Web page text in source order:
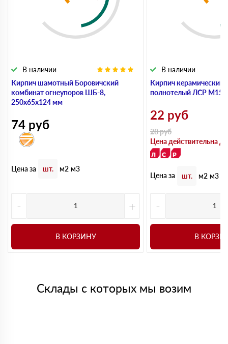
Кирпич шамотный Боровичский
комбинат огнеупоров ШБ-8,
250х65х124 мм
В наличии
74 руб
Цена за шт. м2 м3
- +
В КОРЗИНУ
Кирпич керамический
полнотелый ЛСР
В наличии
22 руб
28руб
Цена действительна
Цена за шт. м2 м3
-
В
Склады с которых мы возим